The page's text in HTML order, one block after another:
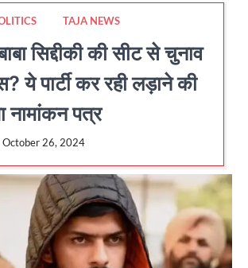
TAJA NEWS
सिद्दीकी की सीट से चुनाव
ये पार्टी कर रही लड़ाने की
नामांकन पत्र
October 26, 2024